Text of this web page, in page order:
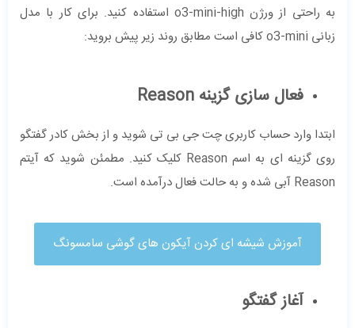
به راحتی از ورژن o3-mini-high استفاده کنید.‌ برای کار با مدل
زبانی o3-mini کافی است مطابق روند زیر پیش بروید:
فعال سازی گزینه Reason
ابتدا وارد حساب کاربری چت جی بی تی شوید و از بخش کادر گفتگو
روی گزینه ای به اسم Reason کلیک کنید. مطمئن شوید که آیتم
Reason آبی شده و به حالت فعال درآمده است.
آموزش شیشه ای کردن آیکون ‌های گوشی سامسونگ
آغاز گفتگو